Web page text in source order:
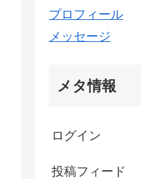
プロフィール
メッセージ
メタ情報
ログイン
投稿フィード